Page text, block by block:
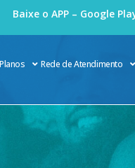
Baixe o APP – Google
Planos Rede de Atendimento